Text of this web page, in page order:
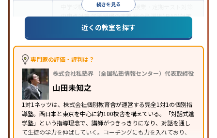
続きを見る
中学受験 高校受験大学受験
授業・定期テスト対策
内申点対策学習習慣の定着総合型選抜(旧AO)対策
推薦入試対策 学校別特化対策
策英語・英会話特化対策その他科目別特化対策
特徴
中高一貫校生に対応
ブレットを利用
季節講習のみの受講可自習室あり
近くの教室を探す
専門家の評価・評判は？
株式会社私塾界 （全国私塾情報センター）代表取締役
山田未知之
1対1ネッツは、株式会社個別教育舎が運営する完全1対1の個別指
導塾。西日本と東京を中心に約100校舎を構えている。「対話式進
学塾」という指導理念で、講師がつきっきりになり、対話を通し
て生徒の学力を伸ばしていく。コーチングにも力を入れており、